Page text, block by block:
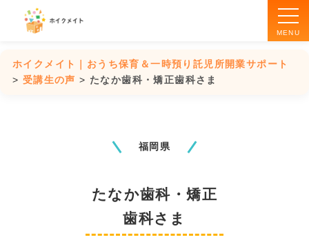
MENU
ホイクメイトとは
受講の流れ
ホイクメイト｜おうち保育＆一時預り託児所開業サポート
> 受講生の声 > たなか歯科・矯正歯科さま
福岡県
たなか歯科・矯正
歯科さま